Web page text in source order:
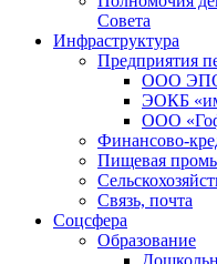
Совета
Инфраструктура
Предприятия
ООО ЭПО
ЭОКБ
ООО
Финансово-
Пищевая
Связь, почта
Соцсфера
Образование